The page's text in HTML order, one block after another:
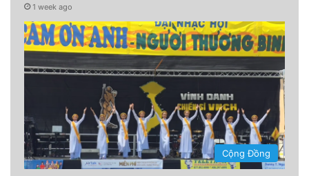
1 week ago
Cộng Đồng